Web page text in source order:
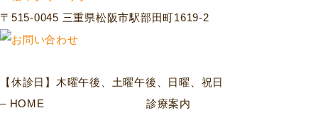
〒515-0045 三重県松阪市駅部田町1619-2
【休診日】木曜午後、土曜午後、日曜、祝日
HOME
診療案内